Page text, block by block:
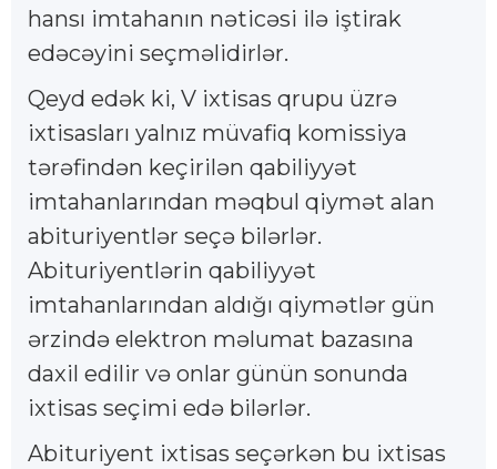
hansı imtahanın nəticəsi ilə iştirak
edəcəyini seçməlidirlər.
Qeyd edək ki, V ixtisas qrupu üzrə
ixtisasları yalnız müvafiq komissiya
tərəfindən keçirilən qabiliyyət
imtahanlarından məqbul qiymət alan
abituriyentlər seçə bilərlər.
Abituriyentlərin qabiliyyət
imtahanlarından aldığı qiymətlər gün
ərzində elektron məlumat bazasına
daxil edilir və onlar günün sonunda
ixtisas seçimi edə bilərlər.
Abituriyent ixtisas seçərkən bu ixtisas